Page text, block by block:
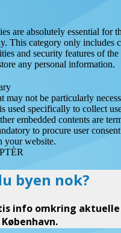
are absolutely essential for
This category only includes
and security features of
any personal information.
may not be particularly
used specifically to collect
embedded contents are
to procure user
your website.
byen nok?
info omkring aktuelle